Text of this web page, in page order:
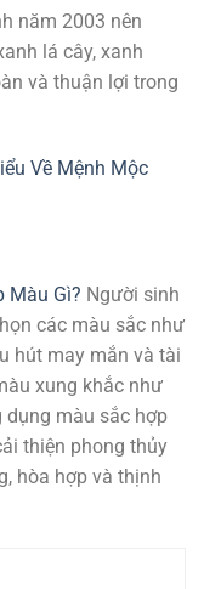
năm 2003 nên
lá cây, xanh
và thuận lợi trong
Về Mệnh Mộc
Màu Gì? Người sinh
các màu sắc như
hút may mắn và tài
xung khắc như
dụng màu sắc hợp
thiện phong thủy
hòa hợp và thịnh